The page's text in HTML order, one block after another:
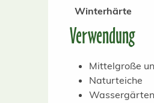
Winterhärte
Verwendung
Mittelgroße
Naturteiche
Wassergärten